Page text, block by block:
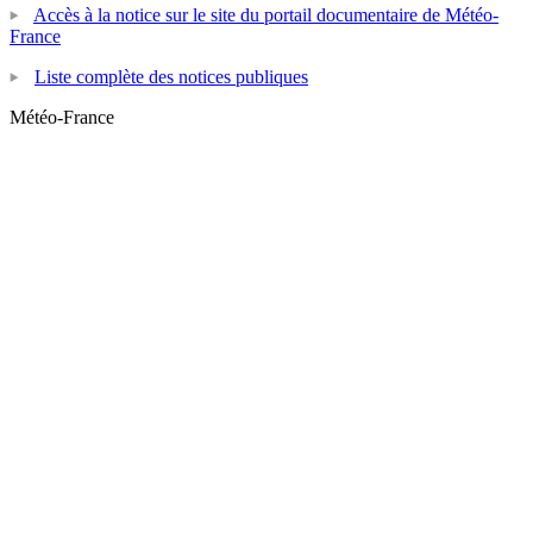
Accès à la notice sur le site du portail documentaire de Météo-
France
Liste complète des notices publiques
Météo-France